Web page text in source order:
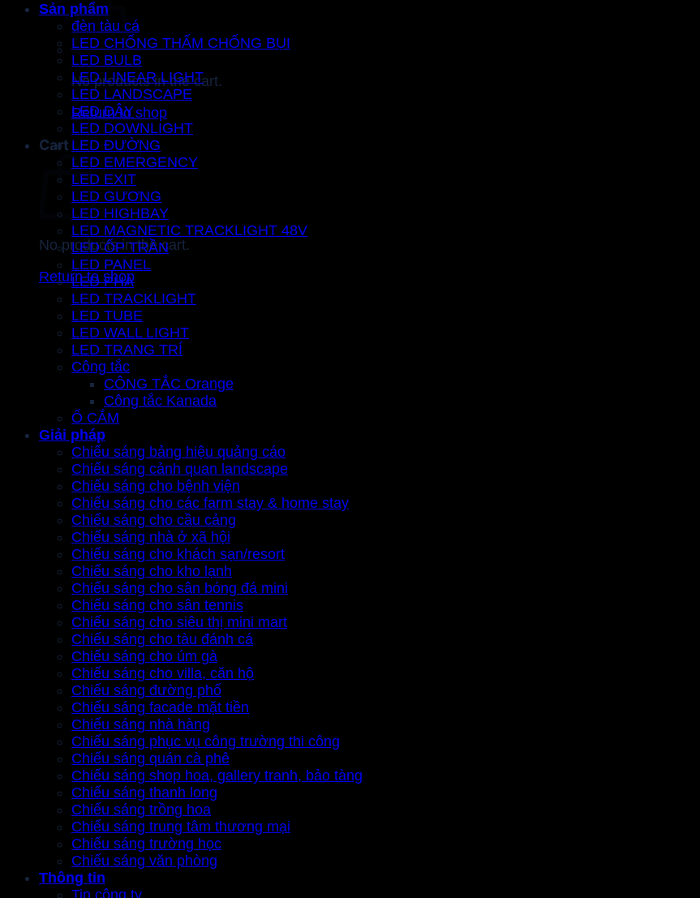
No products in the cart.
Return to shop
Cart
No products in the cart.
Return to shop
Sản phẩm
đèn tàu cá
LED CHỐNG THẤM CHỐNG BỤI
LED BULB
LED LINEAR LIGHT
LED LANDSCAPE
LED DÂY
LED DOWNLIGHT
LED ĐƯỜNG
LED EMERGENCY
LED EXIT
LED GƯƠNG
LED HIGHBAY
LED MAGNETIC TRACKLIGHT 48V
LED ỐP TRẦN
LED PANEL
LED PHA
LED TRACKLIGHT
LED TUBE
LED WALL LIGHT
LED TRANG TRÍ
Công tắc
CÔNG TẮC Orange
Công tắc Kanada
Ổ CẮM
Giải pháp
Chiếu sáng bảng hiệu quảng cáo
Chiếu sáng cảnh quan landscape
Chiếu sáng cho bệnh viện
Chiếu sáng cho các farm stay & home stay
Chiếu sáng cho cầu cảng
Chiếu sáng nhà ở xã hội
Chiếu sáng cho khách sạn/resort
Chiếu sáng cho kho lạnh
Chiếu sáng cho sân bóng đá mini
Chiếu sáng cho sân tennis
Chiếu sáng cho siêu thị mini mart
Chiếu sáng cho tàu đánh cá
Chiếu sáng cho úm gà
Chiếu sáng cho villa, căn hộ
Chiếu sáng đường phố
Chiếu sáng facade mặt tiền
Chiếu sáng nhà hàng
Chiếu sáng phục vụ công trường thi công
Chiếu sáng quán cà phê
Chiếu sáng shop hoa, gallery tranh, bảo tàng
Chiếu sáng thanh long
Chiếu sáng trồng hoa
Chiếu sáng trung tâm thương mại
Chiếu sáng trường học
Chiếu sáng văn phòng
Thông tin